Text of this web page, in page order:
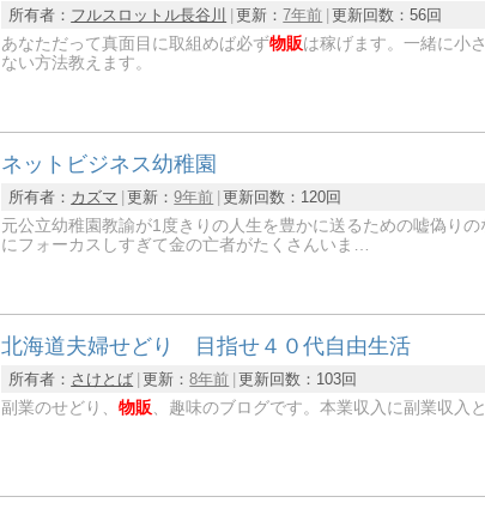
所有者： フルスロットル長谷川 更新：7年前 更新回数：56回
あなただって真面目に取組めば必ず物販は稼げます。一緒に小
ない方法教えます。
ネットビジネス幼稚園
所有者： カズマ 更新：9年前 更新回数： 120回
元公立幼稚園教諭が1度きりの人生を豊かに送るための嘘偽り
にフォーカスしすぎて金の亡者がたくさんいま…
北海道夫婦せどり 目指せ４０代自由生活
所有者： さけとば 更新：8年前 更新回数： 103回
副業のせどり、 物販 、趣味のブログです。本業収入に副業収入